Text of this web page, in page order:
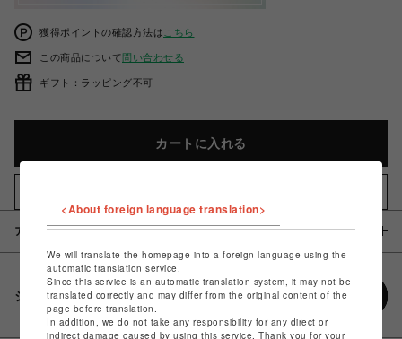
獲得ポイントの確認方法は こちら
この商品について問い合わせる
ギフト：ラッピング不可
カートに入れる
アイテム説明 / 素材
シェアする
<About foreign language translation>
We will translate the homepage into a foreign language using the
automatic translation service.
Since this service is an automatic translation system, it may not be
translated correctly and may differ from the original content of the
page before translation.
In addition, we do not take any responsibility for any direct or
indirect damage caused by using this service. Thank you for your